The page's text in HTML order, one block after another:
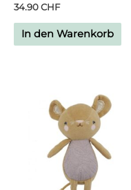
Bewertet
0
von
34.90CHF
In den Warenkorb